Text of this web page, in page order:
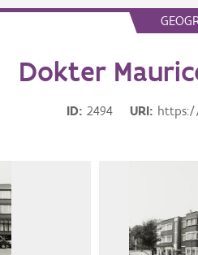
Dokter
ID 2494 URI